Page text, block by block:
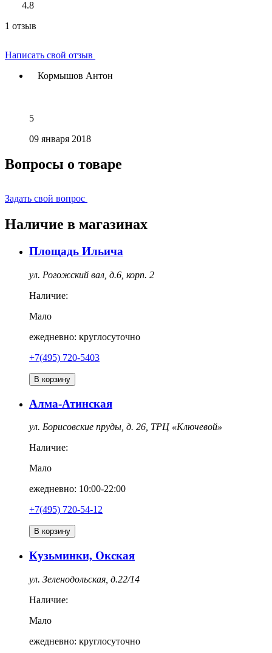
4.8
1 отзыв
Написать свой отзыв
Кормышов Антон
5
09 января 2018
Вопросы о товаре
Задать свой вопрос
Наличие в магазинах
Площадь Ильича
ул. Рогожский вал, д.6, корп. 2
Наличие:
Мало
ежедневно: круглосуточно
+7(495) 720-5403
В корзину
Алма-Атинская
ул. Борисовские пруды, д. 26, ТРЦ «Ключевой»
Наличие:
Мало
ежедневно: 10:00-22:00
+7(495) 720-54-12
В корзину
Кузьминки, Окская
ул. Зеленодольская, д.22/14
Наличие:
Мало
ежедневно: круглосуточно